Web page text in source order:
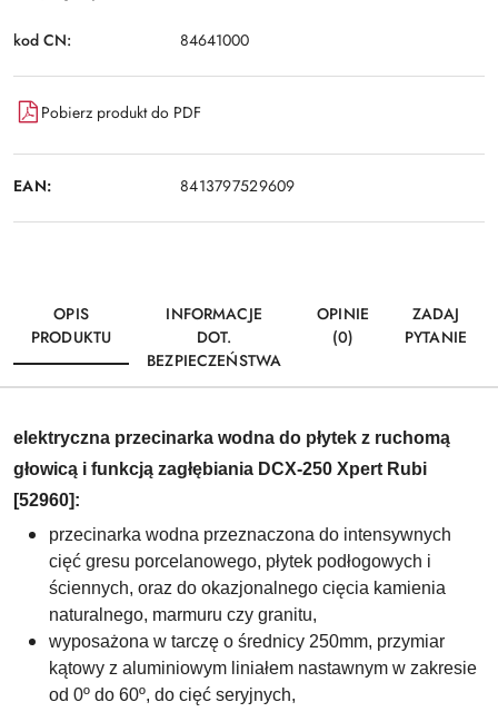
kod CN: 84641000
Pobierz produkt do PDF
EAN: 8413797529609
OPIS
PRODUKTU
INFORMACJE
DOT.
BEZPIECZEŃSTWA
OPINIE
(0)
ZADAJ
PYTANIE
elektryczna przecinarka wodna do płytek z ruchomą
głowicą i funkcją zagłębiania DCX-250 Xpert Rubi
[52960]:
przecinarka wodna przeznaczona do intensywnych
cięć gresu porcelanowego, płytek podłogowych i
ściennych, oraz do okazjonalnego cięcia kamienia
naturalnego, marmuru czy granitu,
wyposażona w tarczę o średnicy 250mm, przymiar
kątowy z aluminiowym liniałem nastawnym w zakresie
od 0º do 60º, do cięć seryjnych,